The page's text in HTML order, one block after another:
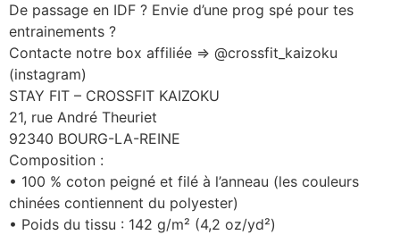
De passage en IDF ? Envie d’une prog spé pour tes
entrainements ?
Contacte notre box affiliée => @crossfit_kaizoku
(instagram)
STAY FIT – CROSSFIT KAIZOKU
21, rue André Theuriet
92340 BOURG-LA-REINE
Composition :
• 100 % coton peigné et filé à l’anneau (les couleurs
chinées contiennent du polyester)
• Poids du tissu : 142 g/m² (4,2 oz/yd²)